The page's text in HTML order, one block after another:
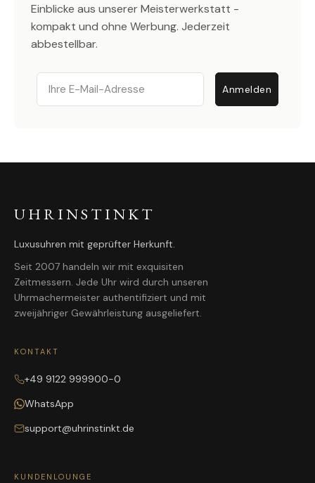
Einblicke aus unserer Meisterwerkstatt -
kompakt und ohne Werbung. Jederzeit
abbestellbar.
Email
Anmelden
UHRINSTINKT
Luxusuhren mit geprüfter Herkunft.
Seit 2007 handeln wir mit exquisiten
Zeitmessern. Jede Uhr wird durch unseren
Uhrmachermeister authentifiziert und mit
zweijähriger Gewährleistung ausgeliefert.
KONTAKT
+49 9122 999900-0
WhatsApp
support@uhrinstinkt.de
KUNDENLOUNGE